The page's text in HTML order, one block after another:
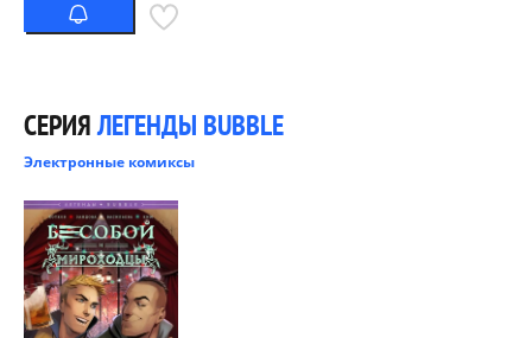
СЕРИЯЛЕГЕНДЫ BUBBLE
Электронные комиксы